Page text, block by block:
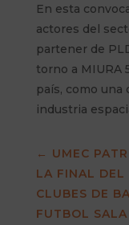
En esta
actores del
partener de
torno a MIURA
país, como
industria
← UMEC
LA FINAL DEL
CLUBES DE
FUTBOL SALA